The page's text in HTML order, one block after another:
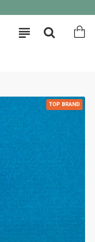
TOP BRAND